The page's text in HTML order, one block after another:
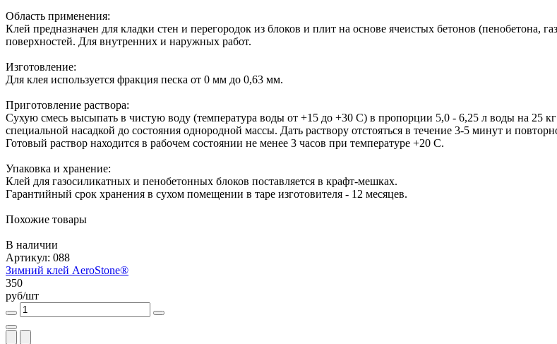
Область применения:
Клей предназначен для кладки стен и перегородок из блоков и плит на основе ячеистых бетонов (пенобетона,
поверхностей. Для внутренних и наружных работ.
Изготовление:
Для клея используется фракция песка от 0 мм до 0,63 мм.
Приготовление раствора:
Сухую смесь высыпать в чистую воду (температура воды от +15 до +30 С) в пропорции 5,0 - 6,25 л воды на 25
специальной насадкой до состояния однородной массы. Дать раствору отстояться в течение 3-5 минут и
Готовый раствор находится в рабочем состоянии не менее 3 часов при температуре +20 С.
Упаковка и хранение:
Клей для газосиликатных и пенобетонных блоков поставляется в крафт-мешках.
Гарантийный срок хранения в сухом помещении в таре изготовителя - 12 месяцев.
Похожие товары
В наличии
Артикул: 088
Зимний клей AeroStone®
350
руб/шт